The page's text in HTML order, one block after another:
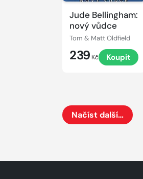
Jude Bellingham:
nový vůdce
Tom & Matt Oldfield
239 Kč Koupit
Načíst další…